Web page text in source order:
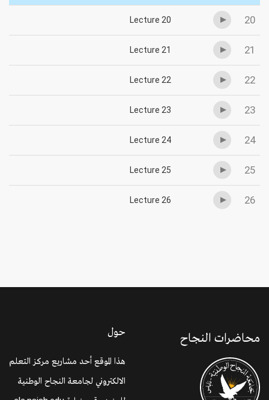
20
Lecture 20
21
Lecture 21
22
Lecture 22
23
Lecture 23
24
Lecture 24
25
Lecture 25
26
Lecture 26
محاضرات النجاح حول
هذا الموقع أحد مشاريع مركز التعلم
الالكتروني لجامعة النجاح الوطنية